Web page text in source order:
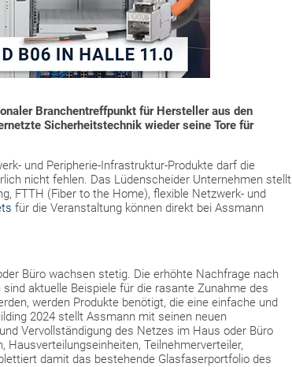
Branchentreffpunkt für Hersteller aus den
Sicherheitstechnik wieder seine Tore für
und Peripherie-Infrastruktur-Produkte darf die
nicht fehlen. Das Lüdenscheider Unternehmen stellt
FTTH (Fiber to the Home), flexible Netzwerk- und
für die Veranstaltung können direkt bei Assmann
Büro wachsen stetig. Die erhöhte Nachfrage nach
aktuelle Beispiele für die rasante Zunahme des
werden Produkte benötigt, die eine einfache und
2024 stellt Assmann mit seinen neuen
Vervollständigung des Netzes im Haus oder Büro
Teilnehmerverteiler,
damit das bestehende Glasfaserportfolio des